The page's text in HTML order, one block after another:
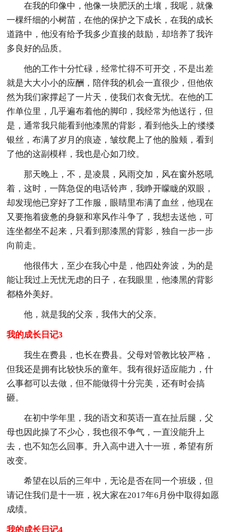
在我的印像中，他像一块肥沃的土壤，我呢，就像
一棵纤细的小树苗，在他的保护之下成长，在我的成长
道路中，他没有给予我多少直接的鼓励，却培养了我许
多良好的品质。
他的工作十分忙碌，经常忙得不可开交，不是出差
就是大大小小的应酬，陪伴我的机会一直很少，但他依
然为我们家撑起了一片天，使我们衣食无忧。在他的工
作单位里，几乎遍布着他的脚印，我经常为他送行，但
是，通常我只能看到他漆黑的背影，看到他头上的'缕缕
银丝，布满了岁月的痕迹，皱纹爬上了他的脸颊，看到
了他的这副模样，我也是心如刀绞。
那天晚上，不，是凌晨，风雨交加，风在窗外怒吼
着，这时，一阵急促的电话铃声，我睁开矇眬的双眼，
却发现他已穿好了工作服，眼睛里布满了血丝，他现在
又要拖着疲惫的身躯和寒风作斗争了，我想去送他，可
连坐都坐不起来，只看到那漆黑的背影，独自一步一步
向前走。
他很伟大，至少在我心中是，他四处奔波，为的是
能让我过上无忧无虑的日子，在我眼里，他漆黑的背影
都格外美好。
他，就是我的父亲，我伟大的父亲。
我的成长日记3
我生在费县，也长在费县。父母对管教比较严格，
但我还是拥有比较快乐的童年。我有很好适应能力，什
么事都可以去做，但不能做得十分完美，还有时会搞
砸。
在初中学年里，我的语文和英语一直在扯后腿，父
母也因此操了不少心，我也很不争气，一直没能升上
去，也不知怎么回事。升入高中进入十一班，希望有所
改变。
希望在以后的三年中，无论是否在同一个班级，但
请记住我们是十一班，祝大家在2017年6月份中取得如愿
成绩。
我的成长日记4